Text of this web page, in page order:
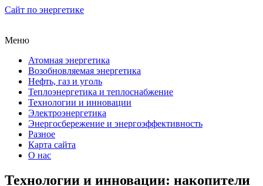
Сайт по энергетике
Меню
Атомная энергетика
Возобновляемая энергетика
Нефть, газ и уголь
Теплоэнергетика и теплоснабжение
Технологии и инновации
Электроэнергетика
Энергосбережение и энергоэффективность
Разное
Карта сайта
О нас
Технологии и инновации: накопители